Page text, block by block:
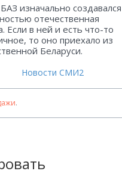
изначально создавался
отечественная
Если в ней и есть что-то
то оно приехало из
Беларуси.
Новости СМИ2
.